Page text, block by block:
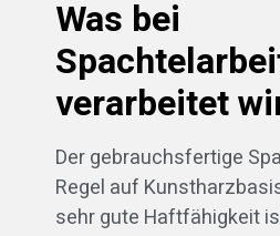
Was bei
verarbeitet
Der gebrauchsfertige
Regel auf
sehr gute Haftfähigkeit